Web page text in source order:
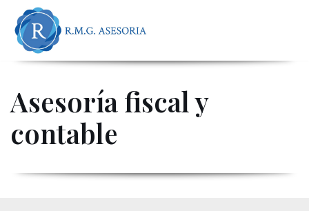
contenido
Saltar
Asesoría fiscal y
contable